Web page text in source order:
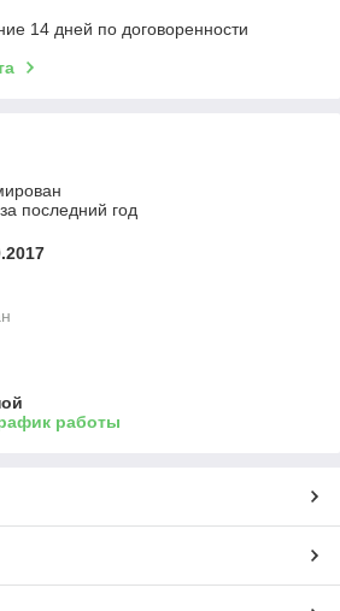
14 дней по договоренности
последний год
работы